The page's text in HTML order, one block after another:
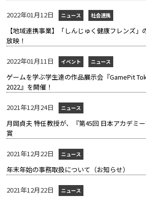
2022年01月12日 ニュース 社会連携
【地域連携事業】「しんじゅく健康フレンズ
放映！
2022年01月11日 イベント ニュース
ゲームを学ぶ学生達の作品展示会『GamePit
2022』を開催！
2021年12月24日 ニュース
月岡貞夫 特任教授が、『第45回 日本アカデミ
賞
2021年12月22日 ニュース
年末年始の事務取扱について（お知らせ）
2021年12月22日 ニュース